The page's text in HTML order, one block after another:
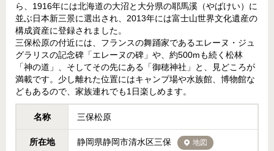
ら、1916年には北海道の大沼と大分県の耶馬溪（やばけい）に
並ぶ日本新三景に選出され、2013年には富士山世界文化遺産の
構成資産に登録されました。
三保松原の付近には、フランスの舞踊家であるエレーヌ・ジュ
グラリスの記念碑「エレーヌの碑」や、約500mも続く松林
「神の道」、そしてその先にある「御穂神社」と、見どころが
満載です。少し離れた位置にはキャンプ場や水族館、博物館な
どもあるので、家族連れでも1日楽しめます。
名称 三保松原
所在地 静岡県静岡市清水区三保 地図